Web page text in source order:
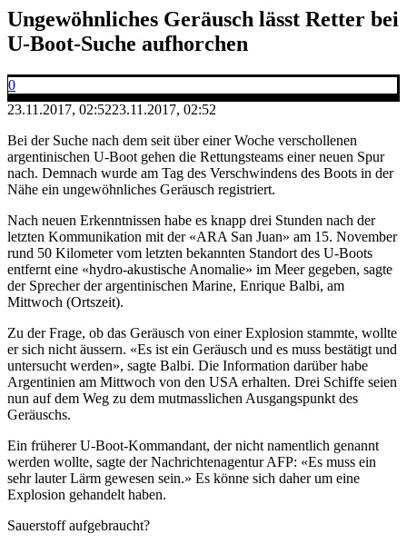
Ungewöhnliches Geräusch lässt Retter bei
U-Boot-Suche aufhorchen
0
23.11.2017, 02:5223.11.2017, 02:52
Bei der Suche nach dem seit über einer Woche verschollenen
argentinischen U-Boot gehen die Rettungsteams einer neuen Spur
nach. Demnach wurde am Tag des Verschwindens des Boots in der
Nähe ein ungewöhnliches Geräusch registriert.
Nach neuen Erkenntnissen habe es knapp drei Stunden nach der
letzten Kommunikation mit der «ARA San Juan» am 15. November
rund 50 Kilometer vom letzten bekannten Standort des U-Boots
entfernt eine «hydro-akustische Anomalie» im Meer gegeben, sagte
der Sprecher der argentinischen Marine, Enrique Balbi, am
Mittwoch (Ortszeit).
Zu der Frage, ob das Geräusch von einer Explosion stammte, wollte
er sich nicht äussern. «Es ist ein Geräusch und es muss bestätigt und
untersucht werden», sagte Balbi. Die Information darüber habe
Argentinien am Mittwoch von den USA erhalten. Drei Schiffe seien
nun auf dem Weg zu dem mutmasslichen Ausgangspunkt des
Geräuschs.
Ein früherer U-Boot-Kommandant, der nicht namentlich genannt
werden wollte, sagte der Nachrichtenagentur AFP: «Es muss ein
sehr lauter Lärm gewesen sein.» Es könne sich daher um eine
Explosion gehandelt haben.
Sauerstoff aufgebraucht?